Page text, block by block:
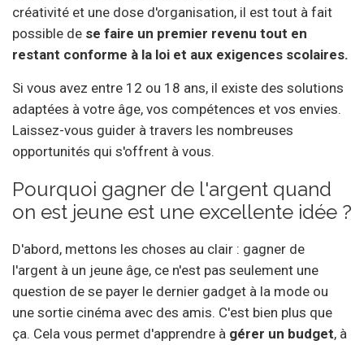
créativité et une dose d'organisation, il est tout à fait
possible de se faire un premier revenu tout en
restant conforme à la loi et aux exigences scolaires.
Si vous avez entre 12 ou 18 ans, il existe des solutions
adaptées à votre âge, vos compétences et vos envies.
Laissez-vous guider à travers les nombreuses
opportunités qui s'offrent à vous.
Pourquoi gagner de l'argent quand
on est jeune est une excellente idée ?
D'abord, mettons les choses au clair : gagner de
l'argent à un jeune âge, ce n'est pas seulement une
question de se payer le dernier gadget à la mode ou
une sortie cinéma avec des amis. C'est bien plus que
ça. Cela vous permet d'apprendre à gérer un budget, à